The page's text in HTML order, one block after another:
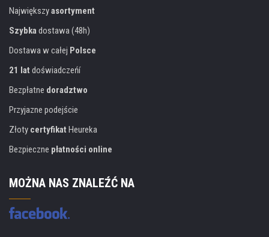
Największyasortyment
Szybkadostawa (48h)
Dostawa w całej Polsce
21 lat doświadczeńí
Bezpłatne doradztwo
Przyjazne podejście
Złoty certyfikat Heureka
Bezpieczne płatności online
MOŻNA NAS ZNALEŹĆ NA